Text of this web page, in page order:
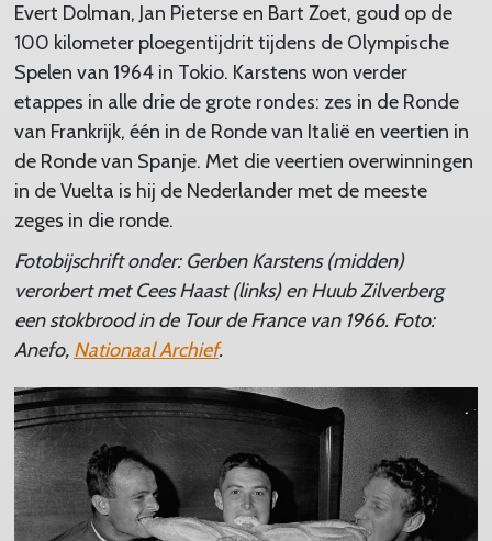
Evert Dolman, Jan Pieterse en Bart Zoet, goud op de
100 kilometer ploegentijdrit tijdens de Olympische
Spelen van 1964 in Tokio. Karstens won verder
etappes in alle drie de grote rondes: zes in de Ronde
van Frankrijk, één in de Ronde van Italië en veertien in
de Ronde van Spanje. Met die veertien overwinningen
in de Vuelta is hij de Nederlander met de meeste
zeges in die ronde.
Fotobijschrift onder: Gerben Karstens (midden)
verorbert met Cees Haast (links) en Huub Zilverberg
een stokbrood in de Tour de France van 1966. Foto:
Anefo, Nationaal Archief.